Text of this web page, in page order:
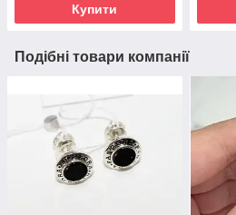
Купити
Подібні товари компанії